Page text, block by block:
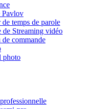
Pavlov
temps de parole
de Streaming vidéo
de commande
photo